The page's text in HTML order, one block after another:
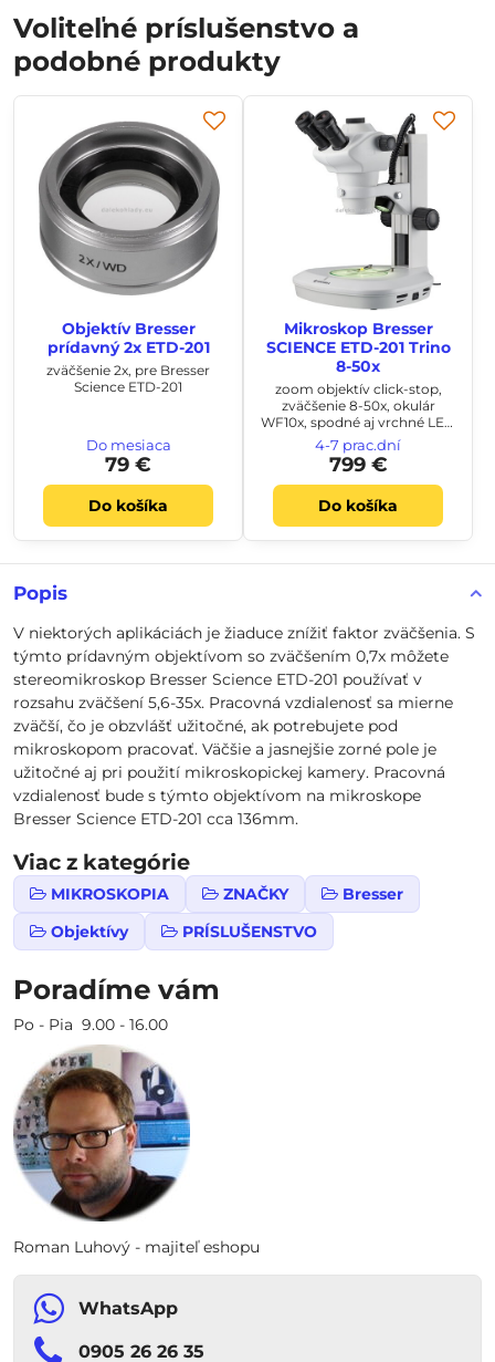
Popis
V niektorých aplikáciách je žiaduce znížiť faktor zväčšenia. S
týmto prídavným objektívom so zväčšením 0,7x môžete
stereomikroskop Bresser Science ETD-201 používať v
rozsahu zväčšení 5,6-35x. Pracovná vzdialenosť sa mierne
zväčší, čo je obzvlášť užitočné, ak potrebujete pod
mikroskopom pracovať. Väčšie a jasnejšie zorné pole je
užitočné aj pri použití mikroskopickej kamery. Pracovná
vzdialenosť bude s týmto objektívom na mikroskope
Bresser Science ETD-201 cca 136mm.
Viac z kategórie
MIKROSKOPIA ZNAČKY
Bresser
Objektívy
PRÍSLUŠENSTVO
Poradíme vám
Po - Pia 9.00 - 16.00
Roman Luhový - majiteľ eshopu
WhatsApp
0905 26 26 35
Voliteľné príslušenstvo a
podobné produkty
Objektív Bresser
prídavný 2x ETD-201
zväčšenie 2x, pre Bresser
Science ETD-201
Do mesiaca
79 €
Do košíka
Mikroskop Bresser
SCIENCE ETD-201 Trino
8-50x
zoom objektív click-stop,
zväčšenie 8-50x, okulár
WF10x, spodné aj vrchné LED
osvetlenie, trinokulár -
dostupnosť 8/2026
4-7 prac.dní
799 €
Do košíka